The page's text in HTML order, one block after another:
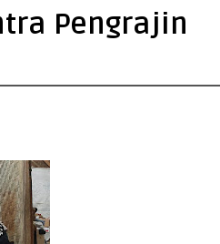
Pengrajin